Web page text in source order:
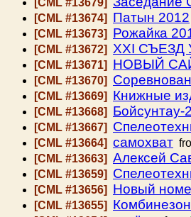
[CML #13679]
[CML #13674] Патын 2012
[CML #13673] Рожайка
[CML #13672] ХХI СЪЕЗД
[CML #13671] НОВЫЙ
[CML #13670]
[CML #13669] Книжные
[CML #13668] Бойсунтау-
[CML #13667]
[CML #13664] самохват
[CML #13663] Алексей
[CML #13659]
[CML #13656] Новый
[CML #13655]